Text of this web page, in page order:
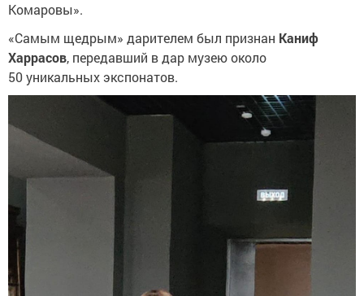
Комаровы».
«Самым щедрым» дарителем был признан Каниф
Харрасов, передавший в дар музею около
50 уникальных экспонатов.